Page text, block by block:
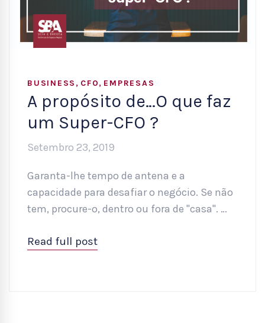
BUSINESS , CFO, EMPRESAS
A propósito de…O que faz
um Super-CFO ?
Setembro 23, 2019
Garanta-lhe tempo de antena e a
capacidade para desafiar o negócio. Se não
tem, procure-o, dentro ou fora de "casa". …
Read full post